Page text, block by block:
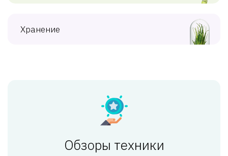
Хранение
Обзоры техники